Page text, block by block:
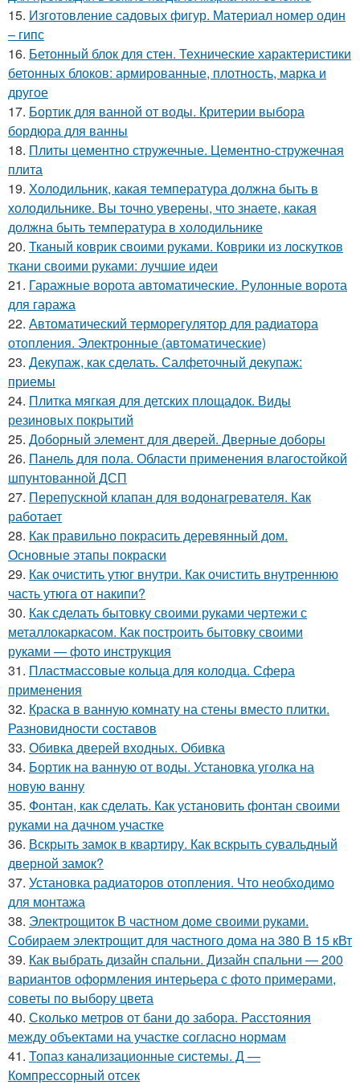
15. Изготовление садовых фигур. Материал номер один
– гипс
16. Бетонный блок для стен. Технические характеристики
бетонных блоков: армированные, плотность, марка и
другое
17. Бортик для ванной от воды. Критерии выбора
бордюра для ванны
18. Плиты цементно стружечные. Цементно-стружечная
плита
19. Холодильник, какая температура должна быть в
холодильнике. Вы точно уверены, что знаете, какая
должна быть температура в холодильнике
20. Тканый коврик своими руками. Коврики из лоскутков
ткани своими руками: лучшие идеи
21. Гаражные ворота автоматические. Рулонные ворота
для гаража
22. Автоматический терморегулятор для радиатора
отопления. Электронные (автоматические)
23. Декупаж, как сделать. Салфеточный декупаж:
приемы
24. Плитка мягкая для детских площадок. Виды
резиновых покрытий
25. Доборный элемент для дверей. Дверные доборы
26. Панель для пола. Области применения влагостойкой
шпунтованной ДСП
27. Перепускной клапан для водонагревателя. Как
работает
28. Как правильно покрасить деревянный дом.
Основные этапы покраски
29. Как очистить утюг внутри. Как очистить внутреннюю
часть утюга от накипи?
30. Как сделать бытовку своими руками чертежи с
металлокаркасом. Как построить бытовку своими
руками — фото инструкция
31. Пластмассовые кольца для колодца. Сфера
применения
32. Краска в ванную комнату на стены вместо плитки.
Разновидности составов
33. Обивка дверей входных. Обивка
34. Бортик на ванную от воды. Установка уголка на
новую ванну
35. Фонтан, как сделать. Как установить фонтан своими
руками на дачном участке
36. Вскрыть замок в квартиру. Как вскрыть сувальдный
дверной замок?
37. Установка радиаторов отопления. Что необходимо
для монтажа
38. Электрощиток В частном доме своими руками.
Собираем электрощит для частного дома на 380 В 15 кВт
39. Как выбрать дизайн спальни. Дизайн спальни — 200
вариантов оформления интерьера с фото примерами,
советы по выбору цвета
40. Сколько метров от бани до забора. Расстояния
между объектами на участке согласно нормам
41. Топаз канализационные системы. Д —
Компрессорный отсек